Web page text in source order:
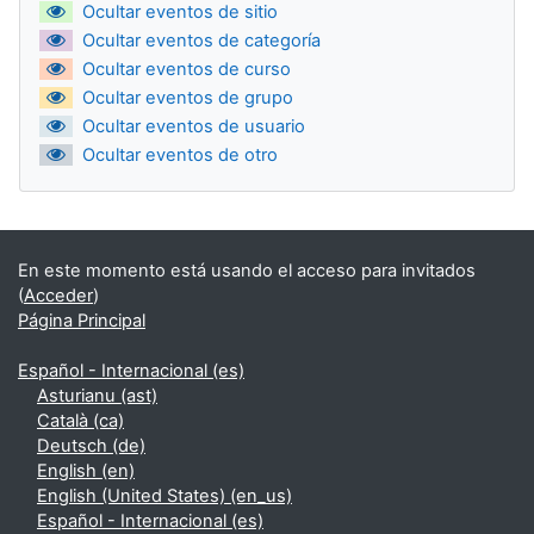
Ocultar eventos de sitio
Ocultar eventos de categoría
Ocultar eventos de curso
Ocultar eventos de grupo
Ocultar eventos de usuario
Ocultar eventos de otro
En este momento está usando el acceso para invitados
(Acceder)
Página Principal
Español - Internacional ‎(es)‎
Asturianu ‎(ast)‎
Català ‎(ca)‎
Deutsch ‎(de)‎
English ‎(en)‎
English (United States) ‎(en_us)‎
Español - Internacional ‎(es)‎